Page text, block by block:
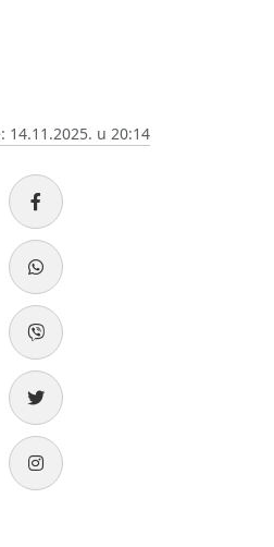
14.11.2025. u 20:14